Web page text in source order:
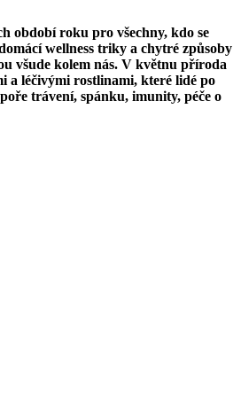
období roku pro všechny, kdo se
wellness triky a chytré způsoby
všude kolem nás. V květnu příroda
a léčivými rostlinami, které lidé po
trávení, spánku, imunity, péče o